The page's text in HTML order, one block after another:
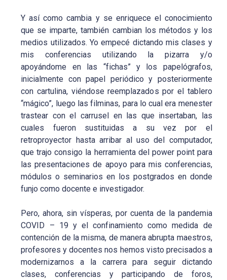
Y así como cambia y se enriquece el conocimiento
que se imparte, también cambian los métodos y los
medios utilizados. Yo empecé dictando mis clases y
mis conferencias utilizando la pizarra y/o
apoyándome en las “fichas” y los papelógrafos,
inicialmente con papel periódico y posteriormente
con cartulina, viéndose reemplazados por el tablero
“mágico”, luego las filminas, para lo cual era menester
trastear con el carrusel en las que insertaban, las
cuales fueron sustituidas a su vez por el
retroproyector hasta arribar al uso del computador,
que trajo consigo la herramienta del power point para
las presentaciones de apoyo para mis conferencias,
módulos o seminarios en los postgrados en donde
funjo como docente e investigador.
Pero, ahora, sin vísperas, por cuenta de la pandemia
COVID – 19 y el confinamiento como medida de
contención de la misma, de manera abrupta maestros,
profesores y docentes nos hemos visto precisados a
modernizarnos a la carrera para seguir dictando
clases, conferencias y participando de foros,